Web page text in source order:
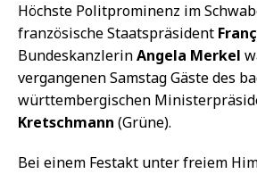
Höchste Politprominenz im
französische Staatspräsident
BundeskanzlerinAngela Merkel
vergangenen Samstag Gäste des
württembergischen
Kretschmann (Grüne).
Bei einem Festakt unter freiem